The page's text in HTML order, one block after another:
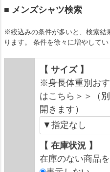
■ メンズシャツ検索
※絞込みの条件が多いと、検索結
ります。 条件を徐々に増やしてい
【 サイズ 】
※身長体重別お
はこちら＞＞（
開きます）
【 在庫状況 】
在庫のない商品